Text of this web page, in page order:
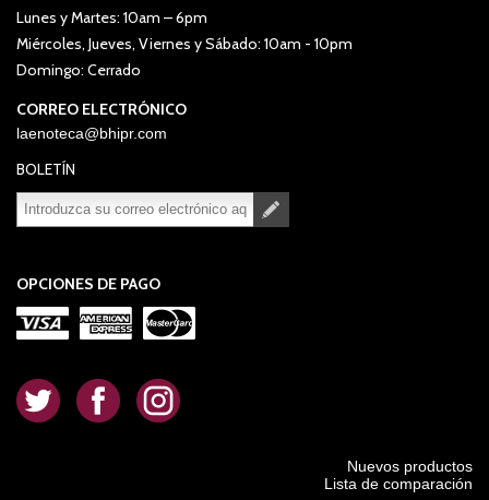
Lunes y Martes: 10am – 6pm
Miércoles, Jueves, Viernes y Sábado: 10am - 10pm
Domingo: Cerrado
CORREO ELECTRÓNICO
laenoteca@bhipr.com
BOLETÍN
OPCIONES DE PAGO
. . .
Nuevos productos
Lista de comparación